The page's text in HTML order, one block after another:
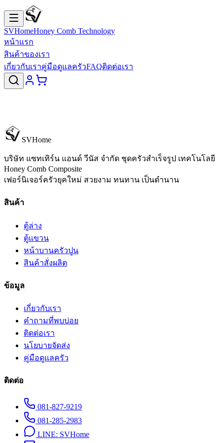
SVHomeHoney Comb Technology
หน้าแรก
สินค้าของเรา
เกี่ยวกับเราคู่มือดูแลครัวFAQติดต่อเรา
SVHome
บริษัท แซทเทิร์น แอนด์ วีนัส จำกัด ชุดครัวสำเร็จรูป เทคโนโลยี
Honey Comb Composite
เฟอร์นิเจอร์ครัวยุคใหม่ สวยงาม ทนทาน เป็นตำนาน
สินค้า
ตู้ล่าง
ตู้แขวน
หน้าบานครัวปูน
สินค้าสั่งผลิต
ข้อมูล
เกี่ยวกับเรา
คำถามที่พบบ่อย
ติดต่อเรา
นโยบายจัดส่ง
คู่มือดูแลครัว
ติดต่อ
081-827-9219
081-285-2983
LINE: SVHome